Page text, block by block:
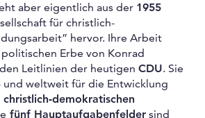
aber eigentlich aus der 1955
für christlich-
hervor. Ihre Arbeit
Erbe von Konrad
Leitlinien der heutigen CDU. Sie
und weltweit für die Entwicklung
demokratischen
fünf Hauptaufgabenfelder sind